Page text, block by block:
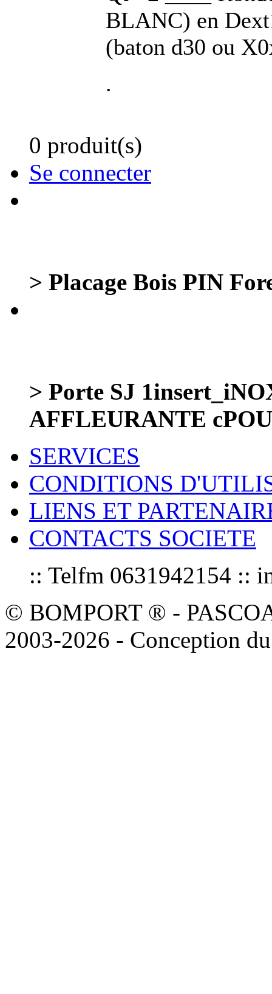
BLANC) en
(baton d30 ou
.
0 produit(s)
Se connecter
> Placage Bois PIN
> Porte SJ
AFFLEURANTE
SERVICES
CONDITIONS
LIENS ET
CONTACTS SOCIETE
:: Telfm 0631942154 ::
© BOMPORT ® -
2003-2026 - Conception